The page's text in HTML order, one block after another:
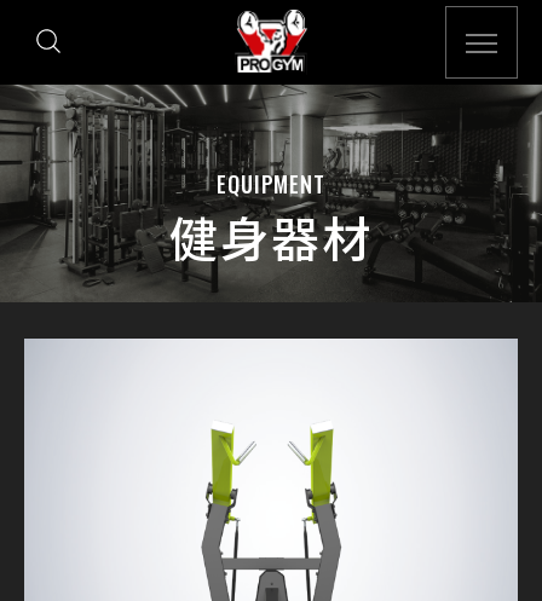
EQUIPMENT
健身器材